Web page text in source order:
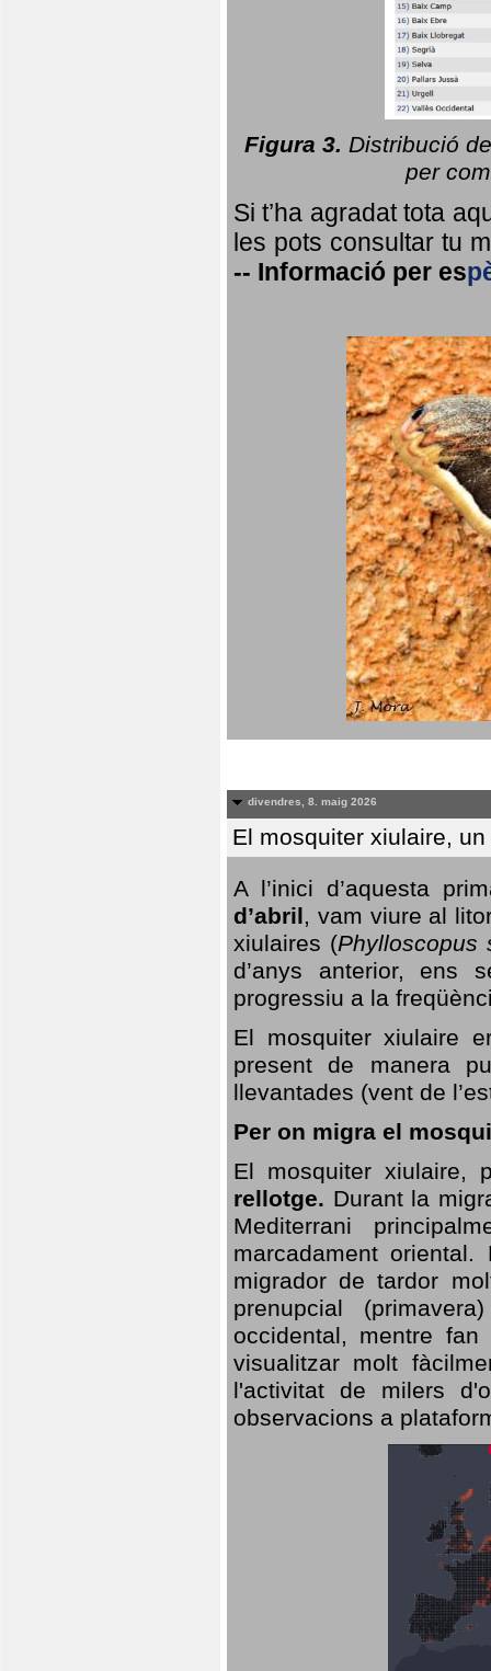
Figura 3. Distribució
per
Si t’ha agradat tota
les pots consultar tu
-- Informació per es
divendres, 8. maig 2026
El mosquiter xiulaire,
A l’inici d’aquesta
d’abril, vam viure al
xiulaires (Phylloscopus
d’anys anterior, ens
progressiu a la
El mosquiter xiulaire
present de manera
llevantades (vent de
Per on migra el
El mosquiter xiulaire,
rellotge. Durant la
Mediterrani
marcadament
migrador de tardor
prenupcial
occidental, mentre
visualitzar molt
l'activitat de milers
observacions a